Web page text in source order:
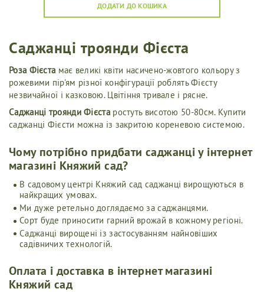
ДОДАТИ ДО КОШИКА
Саджанці троянди Фієста
Роза Фієста має великі квіти насичено-жовтого кольору з
рожевими пір'ям різної конфігурації роблять Фієсту
незвичайної і казковою. Цвітіння тривале і рясне.
Саджанці троянди Фієстаростуть висотою 50-80см. Купити
саджанці Фієсти можна із закритою кореневою системою.
Чому потрібно придбати саджанці у інтернет
магазині Княжий сад?
В садовому центрі Княжий сад саджанці вирощуються в
найкращих умовах.
Ми дуже ретельно доглядаємо за саджанцями.
Сорт буде приносити гарний врожай в кожному регіоні.
Саджанці вирощені із застосуванням найновіших
садівничих технологій.
Оплата і доставка в інтернет магазині
Княжий сад